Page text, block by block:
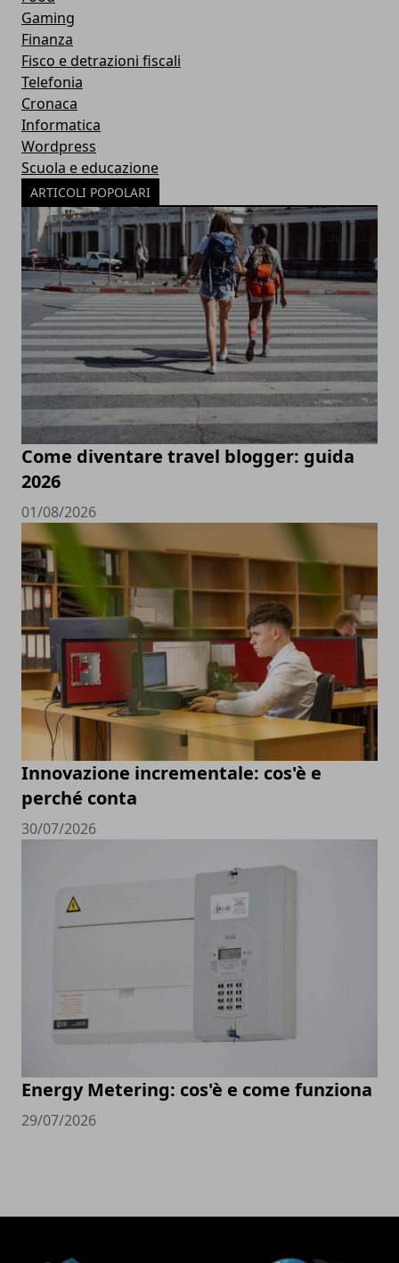
Gaming
Finanza
Fisco e detrazioni fiscali
Telefonia
Cronaca
Informatica
Wordpress
Scuola e educazione
ARTICOLI POPOLARI
Come diventare travel blogger: guida
2026
01/08/2026
Innovazione incrementale: cos'è e
perché conta
30/07/2026
Energy Metering: cos'è e come funziona
29/07/2026